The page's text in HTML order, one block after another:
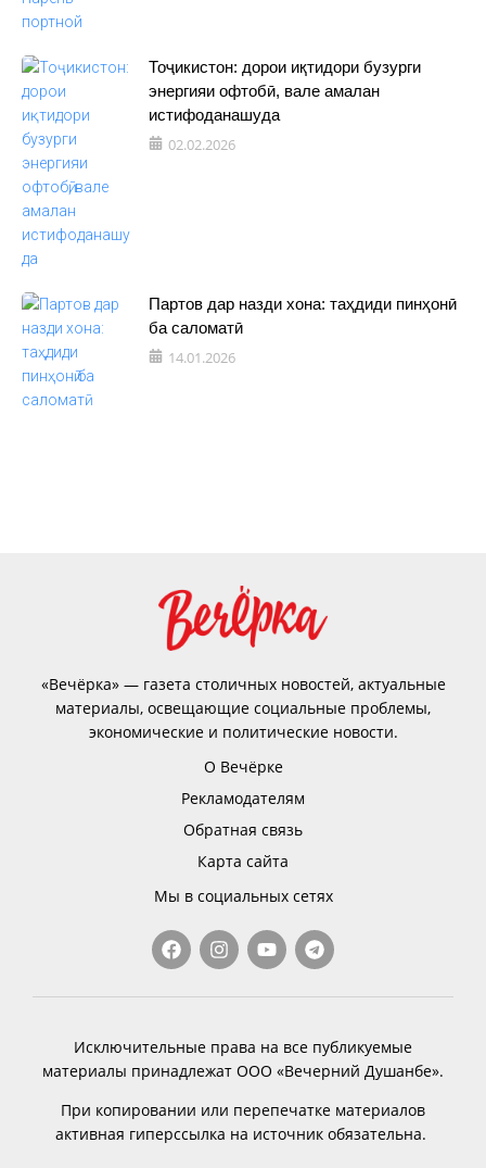
Тоҷикистон: дорои иқтидори бузурги
энергияи офтобӣ, вале амалан
истифоданашуда
02.02.2026
Партов дар назди хона: таҳдиди пинҳонӣ
ба саломатӣ
14.01.2026
«Вечёрка» — газета столичных новостей, актуальные
материалы, освещающие социальные проблемы,
экономические и политические новости.
О Вечёрке
Рекламодателям
Обратная связь
Карта сайта
Мы в социальных сетях
Исключительные права на все публикуемые
материалы принадлежат ООО «Вечерний Душанбе».
При копировании или перепечатке материалов
активная гиперссылка на источник обязательна.